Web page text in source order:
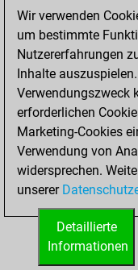
Matt auf
Bauer setzt
Erstickte Matts
Türme auf der
STARTSEITE
Wir verwenden
um bestimmte
Nutzererfahrungen
Inhalte
Verwendungszweck
erforderlichen
Marketing-Cookies
Verwendung von
widersprechen.
unserer
Detaillierte
Informationen